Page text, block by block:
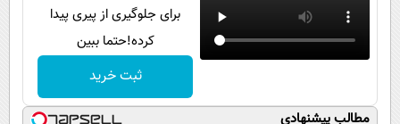
برای جلوگیری از پیری پیدا
کرده!حتما ببین
ثبت خرید
مطالب پیشنهادی